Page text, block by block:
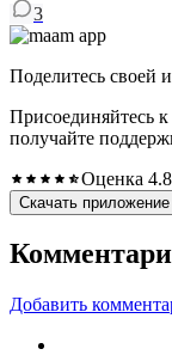
3
Поделитесь своей
Присоединяйтесь
получайте
Оценка 4.8
Скачать приложение
Добавить